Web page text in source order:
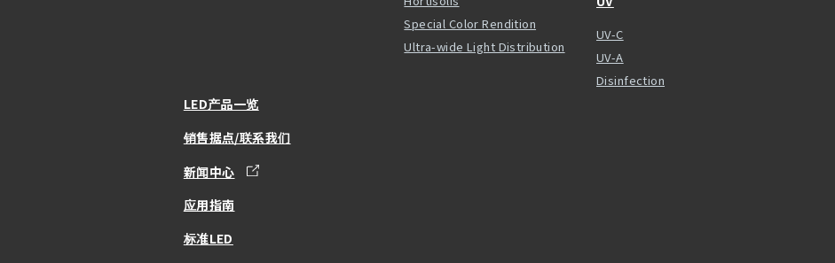
Special Color Rendition
Ultra-wide Light Distribution
UV-C
UV-A
Disinfection
LED产品一览
销售据点/联系我们
新闻中心
应用指南
标准LED